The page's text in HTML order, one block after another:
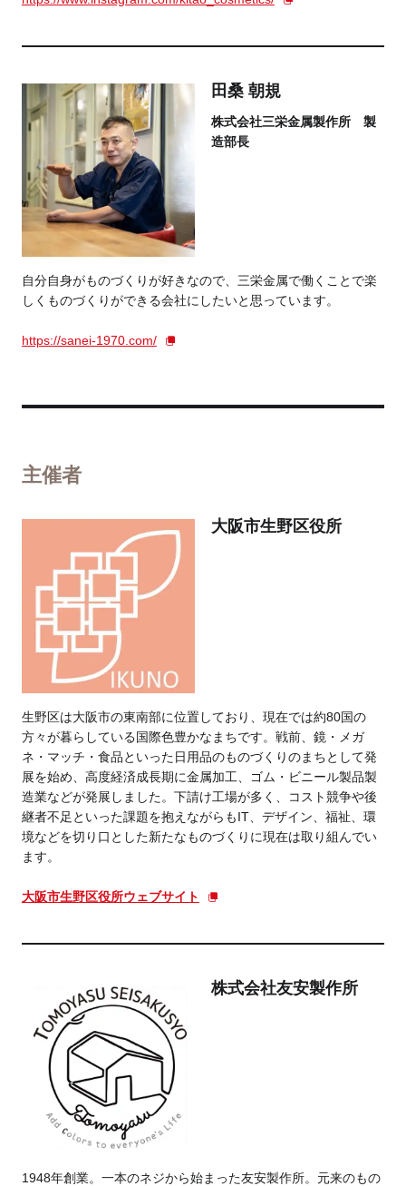
田桑 朝規
株式会社三栄金属製作所 製
造部長
自分自身がものづくりが好きなので、三栄金属で働くことで楽
しくものづくりができる会社にしたいと思っています。
https://sanei-1970.com/
主催者
大阪市生野区役所
生野区は大阪市の東南部に位置しており、現在では約80国の
方々が暮らしている国際色豊かなまちです。戦前、鏡・メガ
ネ・マッチ・食品といった日用品のものづくりのまちとして発
展を始め、高度経済成長期に金属加工、ゴム・ビニール製品製
造業などが発展しました。下請け工場が多く、コスト競争や後
継者不足といった課題を抱えながらもIT、デザイン、福祉、環
境などを切り口とした新たなものづくりに現在は取り組んでい
ます。
大阪市生野区役所ウェブサイト
株式会社友安製作所
1948年創業。一本のネジから始まった友安製作所。元来のもの